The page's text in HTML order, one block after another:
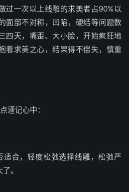
过一次以上线雕的求美者占90%以
面部不对称，凹陷，硬结等问题数
四天，嘴歪、大小脸，开始疯狂地
着求美之心，结果得不偿失，慎重
谨记心中：
适合，轻度松弛选择线雕，松弛严
。